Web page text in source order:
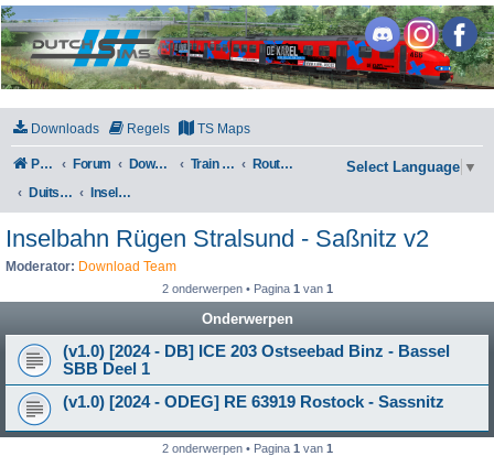
DutchSims
Downloads Regels TS Maps
Portal Forum Downloads Train Simulator Classic
Routes en Scenarios
Duitsland
Inselbahn Rügen Stralsund - Saßnitz v2
Select Language ▼
Inselbahn Rügen Stralsund - Saßnitz v2
Moderator: Download Team
2 onderwerpen • Pagina 1 van 1
Onderwerpen
(v1.0) [2024 - DB] ICE 203 Ostseebad Binz - Bassel
SBB Deel 1
(v1.0) [2024 - ODEG] RE 63919 Rostock - Sassnitz
2 onderwerpen • Pagina 1 van 1